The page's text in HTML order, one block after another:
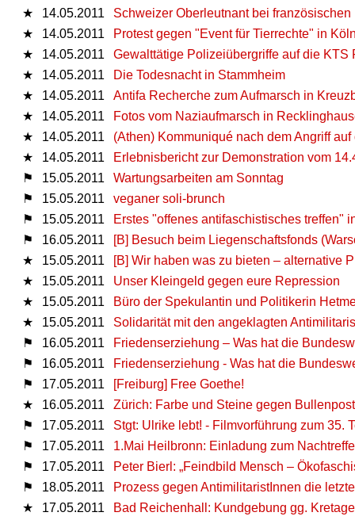
★
14.05.2011
Schweizer Oberleutnant bei französischen
★
14.05.2011
Protest gegen "Event für Tierrechte" in
★
14.05.2011
Gewalttätige Polizeiübergriffe auf die KTS
★
14.05.2011
Die Todesnacht in Stammheim
★
14.05.2011
Antifa Recherche zum Aufmarsch in
★
14.05.2011
Fotos vom Naziaufmarsch in
★
14.05.2011
(Athen) Kommuniqué nach dem Angriff
★
14.05.2011
Erlebnisbericht zur Demonstration vom
⚑
15.05.2011
Wartungsarbeiten am Sonntag
⚑
15.05.2011
veganer soli-brunch
⚑
15.05.2011
Erstes "offenes antifaschistisches treffen"
⚑
16.05.2011
[B] Besuch beim Liegenschaftsfonds
★
15.05.2011
[B] Wir haben was zu bieten – alternative
★
15.05.2011
Unser Kleingeld gegen eure Repression
★
15.05.2011
Büro der Spekulantin und Politikerin
★
15.05.2011
Solidarität mit den angeklagten
⚑
16.05.2011
Friedenserziehung – Was hat die
⚑
16.05.2011
Friedenserziehung - Was hat die
⚑
17.05.2011
[Freiburg] Free Goethe!
★
16.05.2011
Zürich: Farbe und Steine gegen
⚑
17.05.2011
Stgt: Ulrike lebt! - Filmvorführung zum 35.
⚑
17.05.2011
1.Mai Heilbronn: Einladung zum
⚑
17.05.2011
Peter Bierl: „Feindbild Mensch –
⚑
18.05.2011
Prozess gegen AntimilitaristInnen die
★
17.05.2011
Bad Reichenhall: Kundgebung gg.